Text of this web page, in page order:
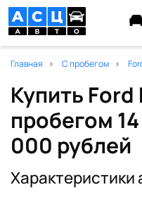
Главная С пробегом
Купить Ford
пробегом
000 рублей
Характеристики